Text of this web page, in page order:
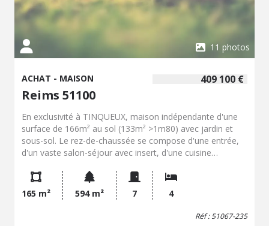
bien. Aucun travaux à prévoir. Une propriété rare sur le
secteur, offrant un cadre de vie privilégié entre ville et
nature, où chaque détail a été pensé pour conjuguer
confort, élégance et sérénité.
11 photos
409 100 €
ACHAT - MAISON
Reims 51100
En exclusivité à TINQUEUX, maison indépendante d'une
surface de 166m² au sol (133m² >1m80) avec jardin et
sous-sol. Le rez-de-chaussée se compose d'une entrée,
d'un vaste salon-séjour avec insert, d'une cuisine
chambres, une salle de douches et une buanderie. A
l'étage, découvrez un palier d'environ 30m² aménageable
selon vos envies, un WC, un dégagement avec placards, 2
chambres et une salle de bains. La maison dispose d'un
165 m² 594 m² 7 4
Réf : 51067-235